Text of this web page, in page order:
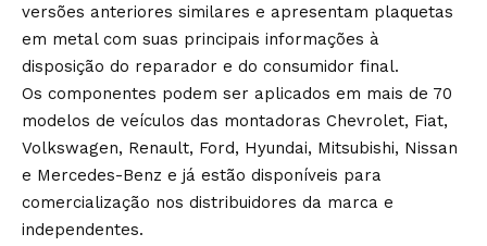
versões anteriores similares e apresentam plaquetas
em metal com suas principais informações à
disposição do reparador e do consumidor final.
Os componentes podem ser aplicados em mais de 70
modelos de veículos das montadoras Chevrolet, Fiat,
Volkswagen, Renault, Ford, Hyundai, Mitsubishi, Nissan
e Mercedes-Benz e já estão disponíveis para
comercialização nos distribuidores da marca e
independentes.